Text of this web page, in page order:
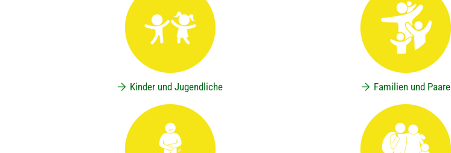
Kinder und Jugendliche Familien und Paare